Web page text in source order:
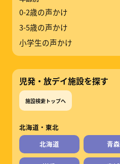
0-2歳の声かけ
3-5歳の声かけ
小学生の声かけ
児発・放デイ施設を探す
施設検索トップへ
北海道・東北
北海道
青森